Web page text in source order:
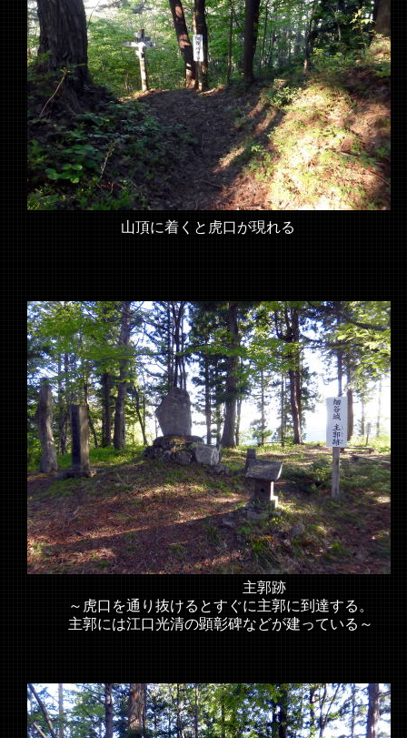
主郭跡
～虎口を通り抜けるとすぐに主郭に到達する。
主郭には江口光清の顕彰碑などが建っている～
山頂に着くと虎口が現れる